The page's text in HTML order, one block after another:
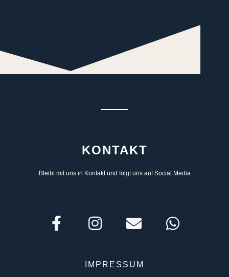
KONTAKT
Bleibt mit uns in Kontakt und folgt uns auf Social Media
IMPRESSUM